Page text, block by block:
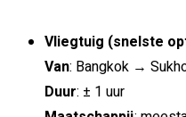
Vliegtuig (snelste
Van: Bangkok →
Duur: ± 1 uur